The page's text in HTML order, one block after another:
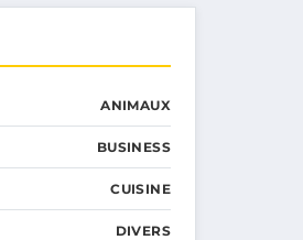
ANIMAUX
BUSINESS
CUISINE
DIVERS